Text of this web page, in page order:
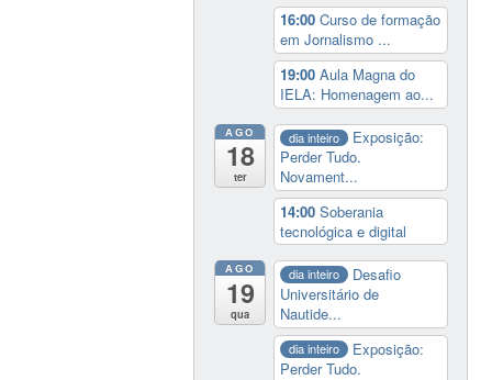
16:00Curso de formação
em Jornalismo ...
19:00Aula Magna do
IELA: Homenagem ao...
AGO
18
ter
dia inteiro
Exposição:
Perder Tudo.
Novament...
14:00Soberania
tecnológica e digital
AGO
19
qua
dia inteiro
Desafio
Universitário de
Nautide...
dia inteiro
Exposição:
Perder Tudo.